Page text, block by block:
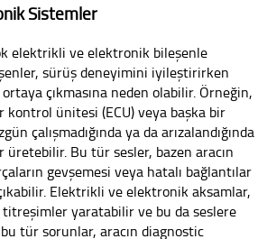
Sistemler
elektrikli ve elektronik bileşenle
sürüş deneyimini iyileştirirken
çıkmasına neden olabilir. Örneğin,
ünitesi (ECU) veya başka bir
çalışmadığında ya da arızalandığında
üretebilir. Bu tür sesler, bazen aracın
gevşemesi veya hatalı bağlantılar
Elektrikli ve elektronik aksamlar,
titreşimler yaratabilir ve bu da seslere
tür sorunlar, aracın diagnostic